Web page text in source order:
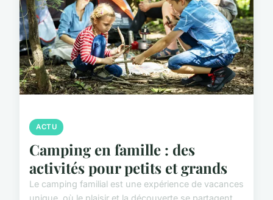
ACTU
Camping en famille : des
activités pour petits et grands
Le camping familial est une expérience de vacances